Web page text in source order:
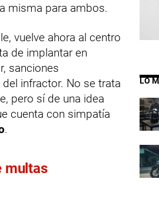
misma para ambos.
vuelve ahora al centro
de implantar en
sanciones
del infractor. No se trata
pero sí de una idea
cuenta con simpatía
.
multas
LO